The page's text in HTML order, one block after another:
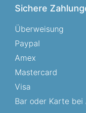
Sichere
Überweisung
Paypal
Amex
Mastercard
Visa
Bar oder Karte bei